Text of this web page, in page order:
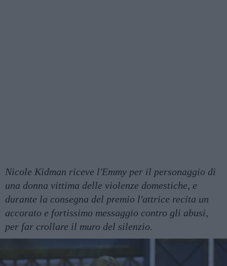
Nicole Kidman riceve l'Emmy per il personaggio di
una donna vittima delle violenze domestiche, e
durante la consegna del premio l'attrice recita un
accorato e fortissimo messaggio contro gli abusi,
per far crollare il muro del silenzio.